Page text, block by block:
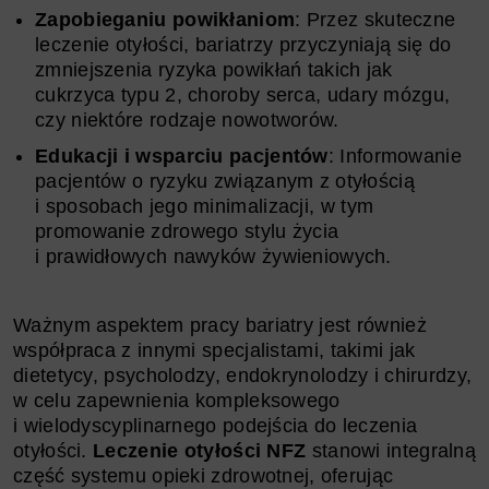
Zapobieganiu powikłaniom: Przez skuteczne
leczenie otyłości, bariatrzy przyczyniają się do
zmniejszenia ryzyka powikłań takich jak
cukrzyca typu 2, choroby serca, udary mózgu,
czy niektóre rodzaje nowotworów.
Edukacji i wsparciu pacjentów: Informowanie
pacjentów o ryzyku związanym z otyłością
i sposobach jego minimalizacji, w tym
promowanie zdrowego stylu życia
i prawidłowych nawyków żywieniowych.
Ważnym aspektem pracy bariatry jest również
współpraca z innymi specjalistami, takimi jak
dietetycy, psycholodzy, endokrynolodzy i chirurdzy,
w celu zapewnienia kompleksowego
i wielodyscyplinarnego podejścia do leczenia
otyłości. Leczenie otyłości NFZ stanowi integralną
część systemu opieki zdrowotnej, oferując